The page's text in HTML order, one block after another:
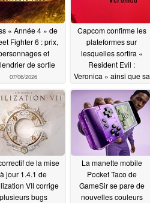
« Année 4 » de
Fighter 6 : prix,
et
de sortie
07/06/2026
Capcom confirme les
plateformes sur
lesquelles sortira «
Resident Evil :
Veronica » ainsi que sa
07/05/2026
de la mise
à jour 1.4.1 de
VII corrige
plusieurs bugs
La manette mobile
Pocket Taco de
GameSir se pare de
nouvelles couleurs